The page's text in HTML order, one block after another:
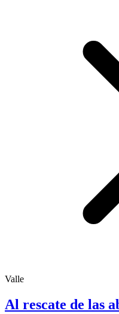
Valle
Al rescate de las